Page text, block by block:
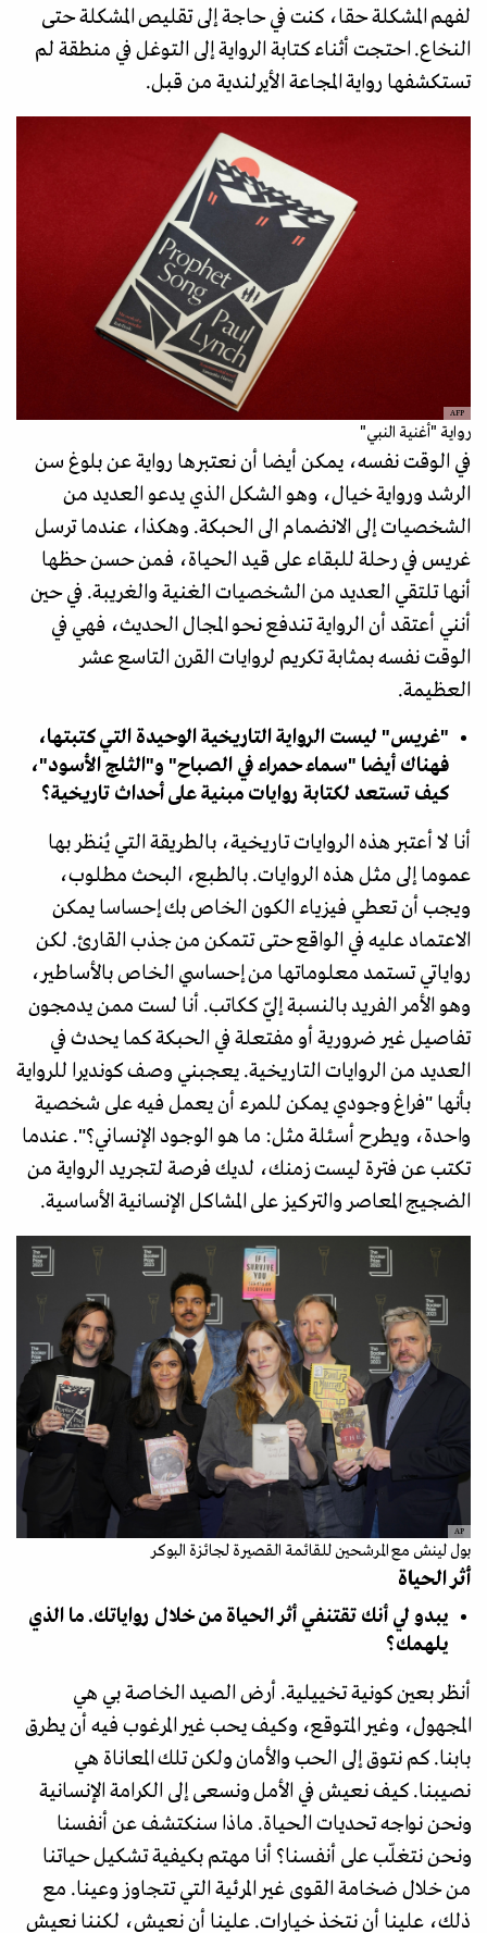
لفهم المشكلة حقا، كنت في حاجة إلى تقليص المشكلة حتى
النخاع. احتجت أثناء كتابة الرواية إلى التوغل في منطقة لم
تستكشفها رواية المجاعة الأيرلندية من قبل.
AFP
رواية "أغنية النبي"
في الوقت نفسه، يمكن أيضا أن نعتبرها رواية عن بلوغ سن
الرشد ورواية خيال، وهو الشكل الذي يدعو العديد من
الشخصيات إلى الانضمام الى الحبكة. وهكذا، عندما ترسل
غريس في رحلة للبقاء على قيد الحياة، فمن حسن حظها
أنها تلتقي العديد من الشخصيات الغنية والغريبة. في حين
أنني أعتقد أن الرواية تندفع نحو المجال الحديث، فهي في
الوقت نفسه بمثابة تكريم لروايات القرن التاسع عشر
العظيمة.
"غريس" ليست الرواية التاريخية الوحيدة التي كتبتها،
فهناك أيضا "سماء حمراء في الصباح" و"الثلج الأسود"،
كيف تستعد لكتابة روايات مبنية على أحداث تاريخية؟
أنا لا أعتبر هذه الروايات تاريخية، بالطريقة التي يُنظر بها
عموما إلى مثل هذه الروايات. بالطبع، البحث مطلوب،
ويجب أن تعطي فيزياء الكون الخاص بك إحساسا يمكن
الاعتماد عليه في الواقع حتى تتمكن من جذب القارئ. لكن
رواياتي تستمد معلوماتها من إحساسي الخاص بالأساطير،
وهو الأمر الفريد بالنسبة إليّ ككاتب. أنا لست ممن يدمجون
تفاصيل غير ضرورية أو مفتعلة في الحبكة كما يحدث في
العديد من الروايات التاريخية. يعجبني وصف كونديرا للرواية
بأنها "فراغ وجودي يمكن للمرء أن يعمل فيه على شخصية
واحدة، ويطرح أسئلة مثل: ما هو الوجود الإنساني؟". عندما
تكتب عن فترة ليست زمنك، لديك فرصة لتجريد الرواية من
الضجيج المعاصر والتركيز على المشاكل الإنسانية الأساسية.
AP
بول لينش مع المرشحين للقائمة القصيرة لجائزة البوكر
أثر الحياة
يبدو لي أنك تقتنفي أثر الحياة من خلال رواياتك. ما الذي
يلهمك؟
أنظر بعين كونية تخييلية. أرض الصيد الخاصة بي هي
المجهول، وغير المتوقع، وكيف يحب غير المرغوب فيه أن يطرق
بابنا. كم نتوق إلى الحب والأمان ولكن تلك المعاناة هي
نصيبنا. كيف نعيش في الأمل ونسعى إلى الكرامة الإنسانية
ونحن نواجه تحديات الحياة. ماذا سنكتشف عن أنفسنا
ونحن نتغلّب على أنفسنا؟ أنا مهتم بكيفية تشكيل حياتنا
من خلال ضخامة القوى غير المرئية التي تتجاوز وعينا. مع
ذلك، علينا أن نتخذ خيارات. علينا أن نعيش، لكننا نعيش